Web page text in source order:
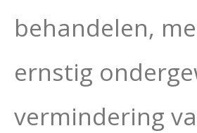
behandelen,
ernstig
vermindering